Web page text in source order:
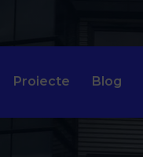
Proiecte Blog